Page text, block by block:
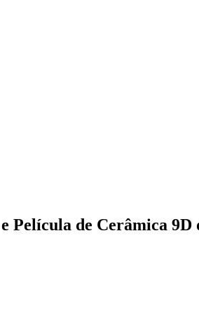
Película de Cerâmica 9D